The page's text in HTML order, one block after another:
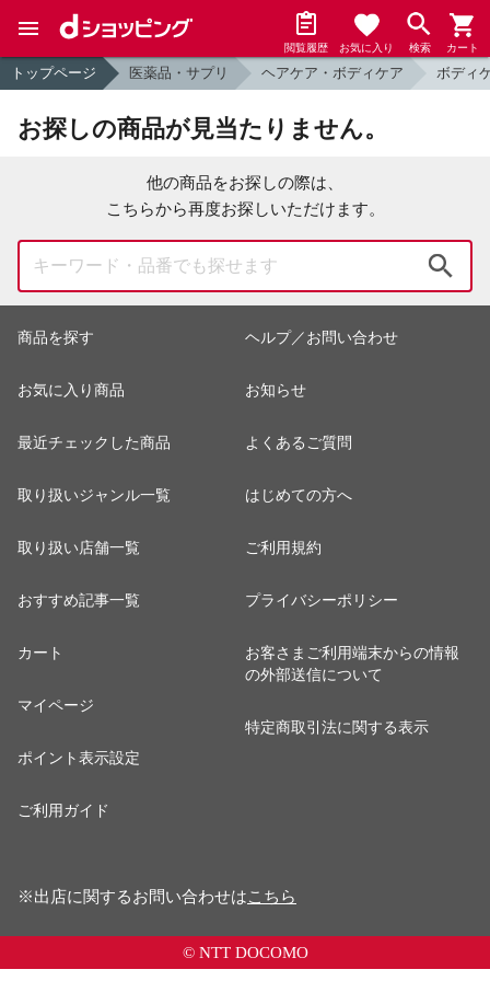
閲覧履歴 お気に入り 検索 カート
トップページ 医薬品・サプリ ヘアケア・ボディケア ボディ
お探しの商品が見当たりません。
他の商品をお探しの際は、
こちらから再度お探しいただけます。
商品を探す
お気に入り商品
最近チェックした商品
取り扱いジャンル一覧
取り扱い店舗一覧
おすすめ記事一覧
カート
マイページ
ポイント表示設定
ご利用ガイド
ヘルプ／お問い合わせ
お知らせ
よくあるご質問
はじめての方へ
ご利用規約
プライバシーポリシー
お客さまご利用端末からの情報
の外部送信について
特定商取引法に関する表示
※出店に関するお問い合わせはこちら
© NTT DOCOMO